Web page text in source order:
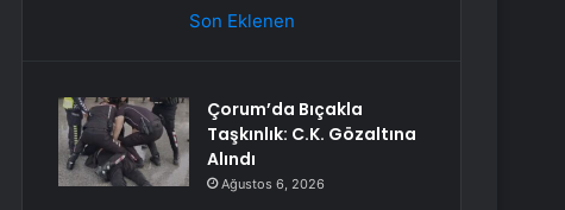
Son Eklenen
Çorum’da Bıçakla
Taşkınlık: C.K. Gözaltına
Alındı
Ağustos 6, 2026